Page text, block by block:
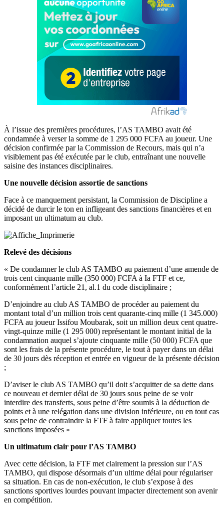
À l’issue des premières procédures, l’AS TAMBO avait été
condamnée à verser la somme de 1 295 000 FCFA au joueur. Une
décision confirmée par la Commission de Recours, mais qui n’a
visiblement pas été exécutée par le club, entraînant une nouvelle
saisine des instances disciplinaires.
Une nouvelle décision assortie de sanctions
Face à ce manquement persistant, la Commission de Discipline a
décidé de durcir le ton en infligeant des sanctions financières et en
imposant un ultimatum au club.
Relevé des décisions
« De condamner le club AS TAMBO au paiement d’une amende de
trois cent cinquante mille (350 000) FCFA à Ia FTF et ce,
conformément l’article 21, al.1 du code disciplinaire ;
D’enjoindre au club AS TAMBO de procéder au paiement du
montant total d’un million trois cent quarante-cinq mille (1 345.000)
FCFA au joueur Issifou Moubarak, soit un million deux cent quatre-
vingt-quinze mille (1 295 000) représentant le montant initial de la
condamnation auquel s’ajoute cinquante mille (50 000) FCFA que
sont les frais de la présente procédure, le tout à payer dans un délai
de 30 jours dès réception et entrée en vigueur de la présente décision
;
D’aviser le club AS TAMBO qu’il doit s’acquitter de sa dette dans
ce nouveau et dernier délai de 30 jours sous peine de se voir
interdire des transferts, sous peine d’être soumis à la déduction de
points et à une relégation dans une division inférieure, ou en tout cas
sous peine de contraindre la FTF à faire appliquer toutes les
sanctions imposées »
Un ultimatum clair pour l’AS TAMBO
Avec cette décision, la FTF met clairement la pression sur l’AS
TAMBO, qui dispose désormais d’un ultime délai pour régulariser
sa situation. En cas de non-exécution, le club s’expose à des
sanctions sportives lourdes pouvant impacter directement son avenir
en compétition.